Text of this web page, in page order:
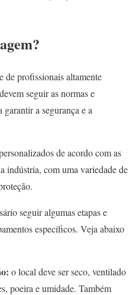
de profissionais altamente
seguir as normas e
a segurança e a
de acordo com as
indústria, com uma variedade de
seguir algumas etapas e
específicos. Veja abaixo
o local deve ser seco, ventilado
poeira e umidade. Também